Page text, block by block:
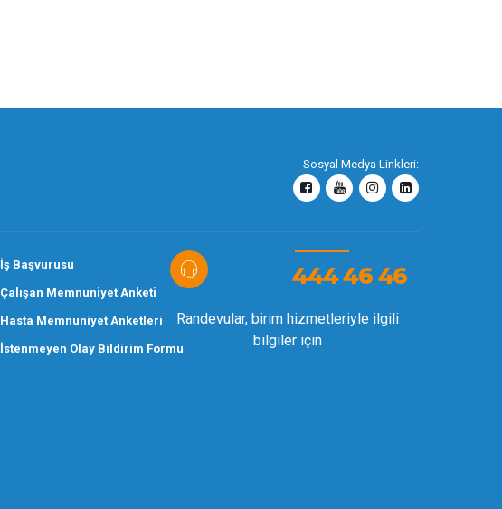
Sosyal Medya Linkleri:
İş Başvurusu
Çalışan Memnuniyet Anketi
Hasta Memnuniyet Anketleri
İstenmeyen Olay Bildirim Formu
444 46 46
Randevular, birim hizmetleriyle ilgili
bilgiler için